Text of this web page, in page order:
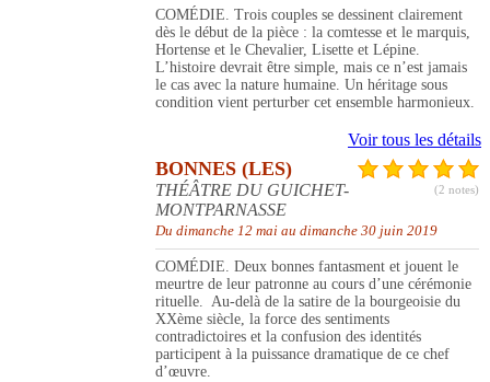
COMÉDIE. Trois couples se dessinent clairement
dès le début de la pièce : la comtesse et le marquis,
Hortense et le Chevalier, Lisette et Lépine.
L’histoire devrait être simple, mais ce n’est jamais
le cas avec la nature humaine. Un héritage sous
condition vient perturber cet ensemble harmonieux.
Voir tous les détails
(2 notes)
BONNES (LES)
THÉÂTRE DU GUICHET-
MONTPARNASSE
Du dimanche 12 mai au dimanche 30 juin 2019
COMÉDIE. Deux bonnes fantasment et jouent le
meurtre de leur patronne au cours d’une cérémonie
rituelle. Au-delà de la satire de la bourgeoisie du
XXème siècle, la force des sentiments
contradictoires et la confusion des identités
participent à la puissance dramatique de ce chef
d’œuvre.